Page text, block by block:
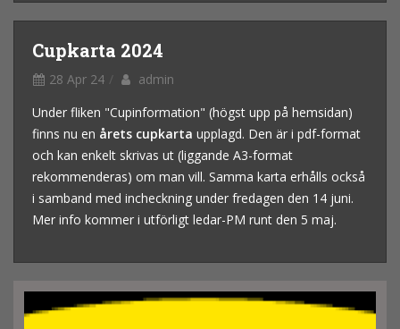
Cupkarta 2024
28 Apr 24
admin
Under fliken "Cupinformation" (högst upp på hemsidan)
finns nu en årets cupkarta upplagd. Den är i pdf-format
och kan enkelt skrivas ut (liggande A3-format
rekommenderas) om man vill. Samma karta erhålls också
i samband med incheckning under fredagen den 14 juni.
Mer info kommer i utförligt ledar-PM runt den 5 maj.